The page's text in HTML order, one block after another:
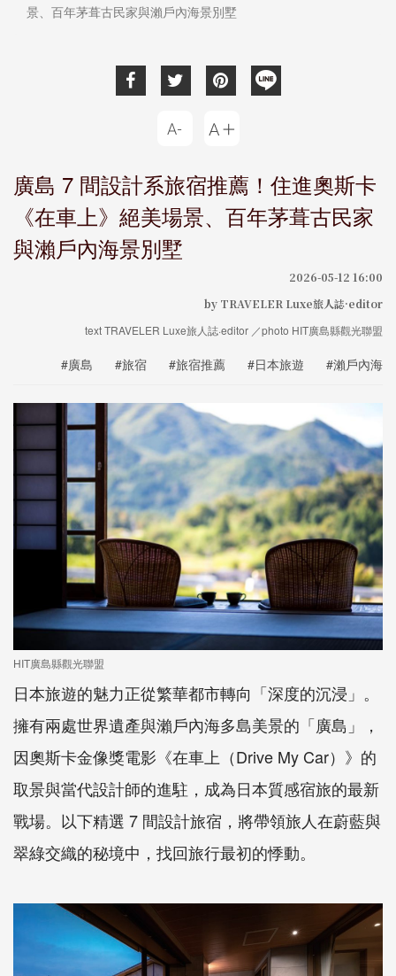
景、百年茅葺古民家與瀨戶內海景別墅
廣島 7 間設計系旅宿推薦！住進奧斯卡
《在車上》絕美場景、百年茅葺古民家
與瀨戶內海景別墅
2026-05-12 16:00
by TRAVELER Luxe旅人誌·editor
text TRAVELER Luxe旅人誌·editor ／photo HIT廣島縣觀光聯盟
#廣島 #旅宿 #旅宿推薦 #日本旅遊 #瀨戶內海
HIT廣島縣觀光聯盟
日本旅遊的魅力正從繁華都市轉向「深度的沉浸」。
擁有兩處世界遺產與瀨戶內海多島美景的「廣島」，
因奧斯卡金像獎電影《在車上（Drive My Car）》的
取景與當代設計師的進駐，成為日本質感宿旅的最新
戰場。以下精選 7 間設計旅宿，將帶領旅人在蔚藍與
翠綠交織的秘境中，找回旅行最初的悸動。